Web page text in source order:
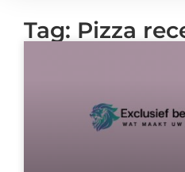
Tag: Pizza